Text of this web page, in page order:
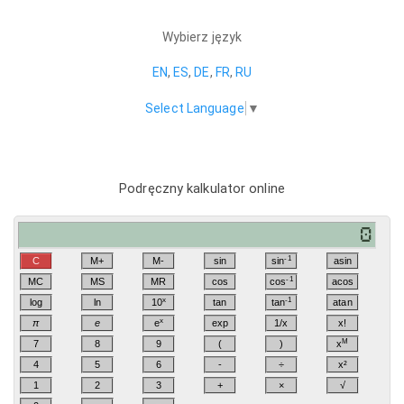
Wybierz język
EN, ES, DE, FR, RU
Select Language ▼
Podręczny kalkulator online
C M+ M- sin sin-1
asin
MC
MS MR cos cos-1
acos
log
ln 10x tan tan-1
atan
π
e ex exp 1/x
x!
7
8 9 ( ) xM
4 5 6 - ÷
x²
1
2 3 + ×
√